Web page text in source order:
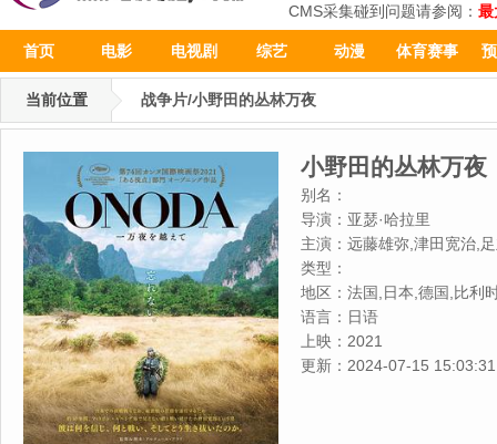
CMS采集碰到问题请参阅： 最
首页 电影 电视剧 综艺 动漫 体育赛事
当前位置 战争片/小野田的丛林万夜
小野田的丛林万夜
别名：
导演： 亚瑟·哈拉里
主演： 远藤雄弥,津田宽治,
カトウシンスケ,岛田久作,
千叶哲也,诹访敦彦
类型：
地区： 法国,日本,德国,比利
语言： 日语
上映： 2021
更新： 2024-07-15 15:03:31